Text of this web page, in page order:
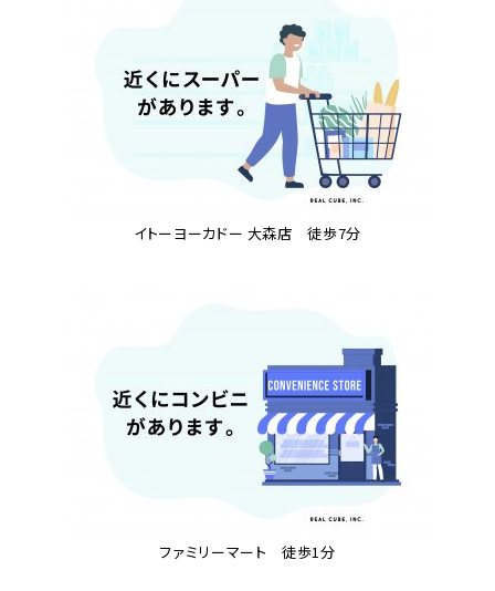
イトーヨーカドー 大森店 徒歩7分
ファミリーマート 徒歩1分